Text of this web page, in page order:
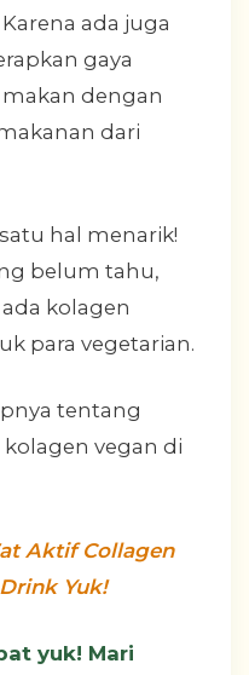
ada juga
gaya
dengan
dari
hal menarik!
belum tahu,
kolagen
para vegetarian.
tentang
vegan di
Aktif Collagen
Yuk!
yuk! Mari